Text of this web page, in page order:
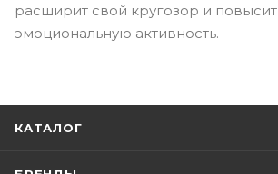
расширит свой кругозор и повысит
эмоциональную активность.
КАТАЛОГ